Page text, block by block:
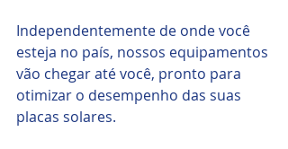
Independentemente de onde você
esteja no país, nossos equipamentos
vão chegar até você, pronto para
otimizar o desempenho das suas
placas solares.